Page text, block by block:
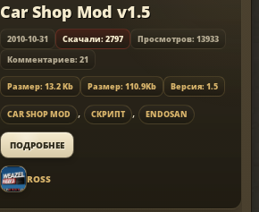
Car Shop Mod v1.5
2010-10-31 Скачали: 2797
Просмотров: 13933
Комментариев: 21
Размер: 13.2 Kb Размер: 110.9Kb Версия: 1.5
CAR SHOP MOD , СКРИПТ , ENDOSAN
ПОДРОБНЕЕ
ROSS